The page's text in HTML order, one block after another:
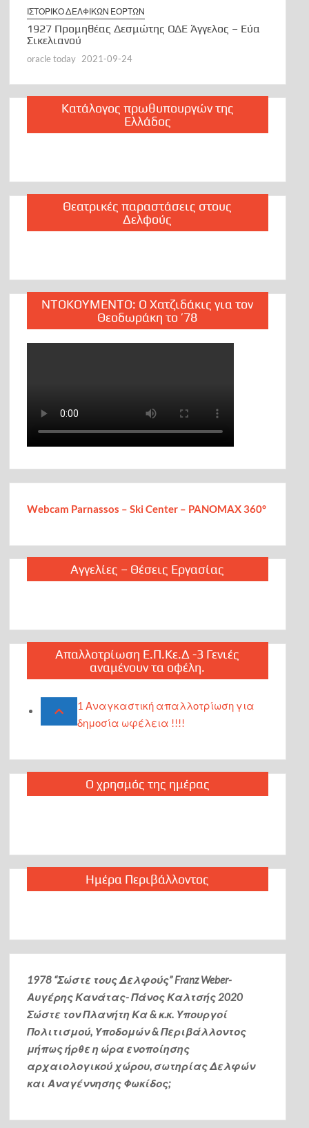
ΙΣΤΟΡΙΚΟ ΔΕΛΦΙΚΩΝ ΕΟΡΤΩΝ
1927 Προμηθέας Δεσμώτης ΟΔΕ Άγγελος – Εύα
Σικελιανού
oracle today 2021-09-24
Κατάλογος πρωθυπουργών της
Ελλάδος
Θεατρικές παραστάσεις στους
Δελφούς
ΝΤΟΚΟΥΜΕΝΤΟ: Ο Χατζιδάκις για τον
Θεοδωράκη το ’78
Webcam Parnassos – Ski Center – PANOMAX 360°
Αγγελίες – Θέσεις Εργασίας
Απαλλοτρίωση Ε.Π.Κε.Δ -3 Γενιές
αναμένουν τα οφέλη.
1 Αναγκαστική απαλλοτρίωση για
δημοσία ωφέλεια !!!!
Ο χρησμός της ημέρας
Ημέρα Περιβάλλοντος
1978 “Σώστε τους Δελφούς” Franz Weber-
Αυγέρης Κανάτας- Πάνος Καλτσής2020
Σώστε τον Πλανήτη Κα & κ.κ. Υπουργοί
Πολιτισμού, Υποδομών & Περιβάλλοντος
μήπως ήρθε η ώρα ενοποίησης
αρχαιολογικού χώρου, σωτηρίας Δελφών
και Αναγέννησης Φωκίδος;